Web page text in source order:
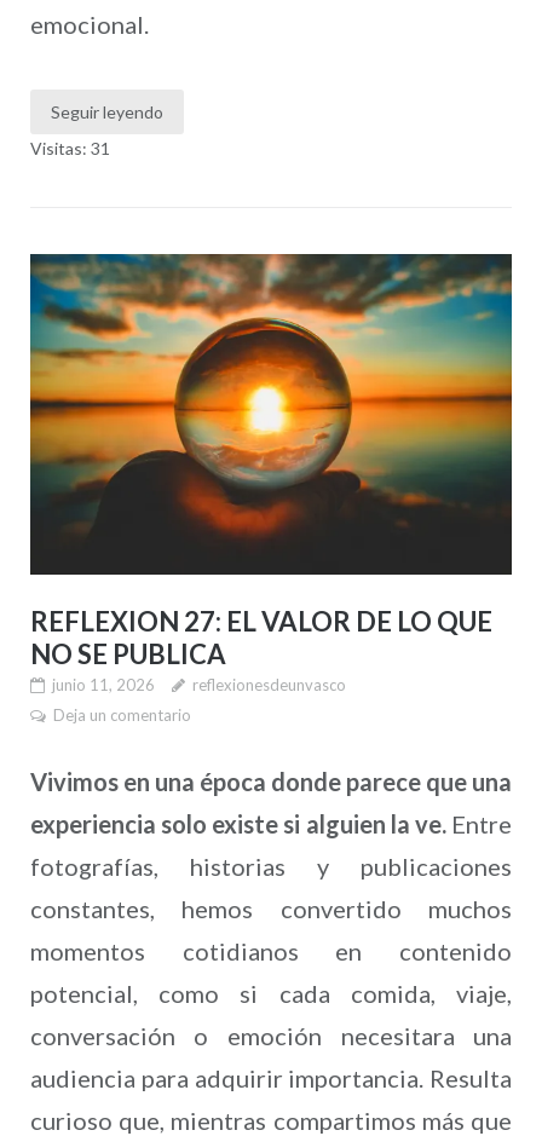
emocional.
Seguir leyendo
Visitas: 31
REFLEXION 27: EL VALOR DE LO QUE
NO SE PUBLICA
junio 11, 2026
reflexionesdeunvasco
Deja un comentario
Vivimos en una época donde parece que una
experiencia solo existe si alguien la ve.Entre
fotografías, historias y publicaciones
constantes, hemos convertido muchos
momentos cotidianos en contenido
potencial, como si cada comida, viaje,
conversación o emoción necesitara una
audiencia para adquirir importancia. Resulta
curioso que, mientras compartimos más que